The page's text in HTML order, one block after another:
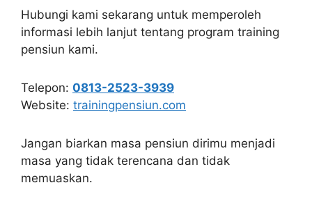
Hubungi kami sekarang untuk memperoleh
informasi lebih lanjut tentang program training
pensiun kami.
Telepon: 0813-2523-3939
Website: trainingpensiun.com
Jangan biarkan masa pensiun dirimu menjadi
masa yang tidak terencana dan tidak
memuaskan.